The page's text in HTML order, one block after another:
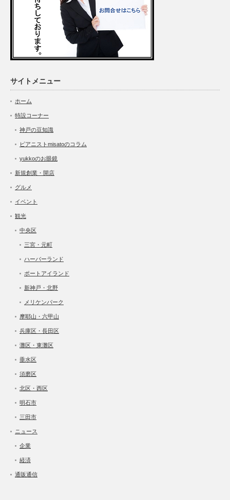
サイトメニュー
ホーム
特設コーナー
神戸の豆知識
ピアニストmisatoのコラム
yukkoのお眼鏡
新規創業・開店
グルメ
イベント
観光
中央区
三宮・元町
ハーバーランド
ポートアイランド
新神戸・北野
メリケンパーク
摩耶山・六甲山
兵庫区・長田区
灘区・東灘区
垂水区
須磨区
北区・西区
明石市
三田市
ニュース
企業
経済
通販通信